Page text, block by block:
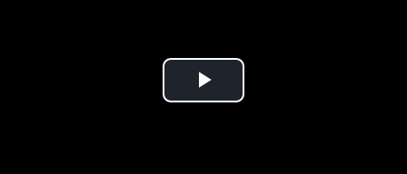
Play Video